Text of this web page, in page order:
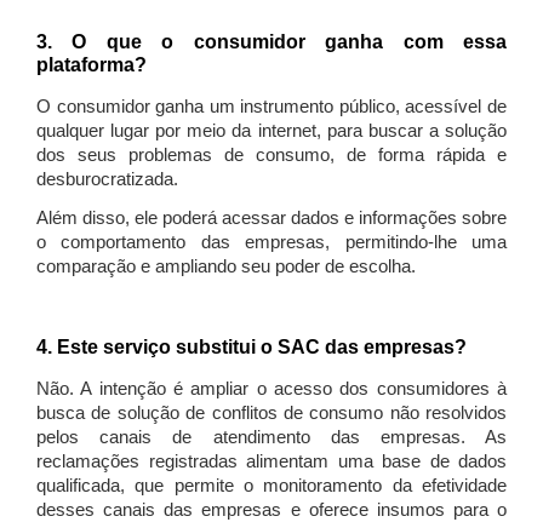
3. O que o consumidor ganha com essa
plataforma?
O consumidor ganha um instrumento público, acessível de
qualquer lugar por meio da internet, para buscar a solução
dos seus problemas de consumo, de forma rápida e
desburocratizada.
Além disso, ele poderá acessar dados e informações sobre
o comportamento das empresas, permitindo-lhe uma
comparação e ampliando seu poder de escolha.
4. Este serviço substitui o SAC das empresas?
Não. A intenção é ampliar o acesso dos consumidores à
busca de solução de conflitos de consumo não resolvidos
pelos canais de atendimento das empresas. As
reclamações registradas alimentam uma base de dados
qualificada, que permite o monitoramento da efetividade
desses canais das empresas e oferece insumos para o